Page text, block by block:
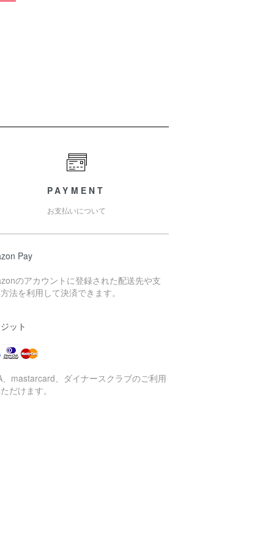
PAYMENT
お支払いについて
Pay
のアカウントに登録された配送先や支
法を利用して決済できます。
ット
、mastarcard、ダイナースクラブのご利用
だけます。